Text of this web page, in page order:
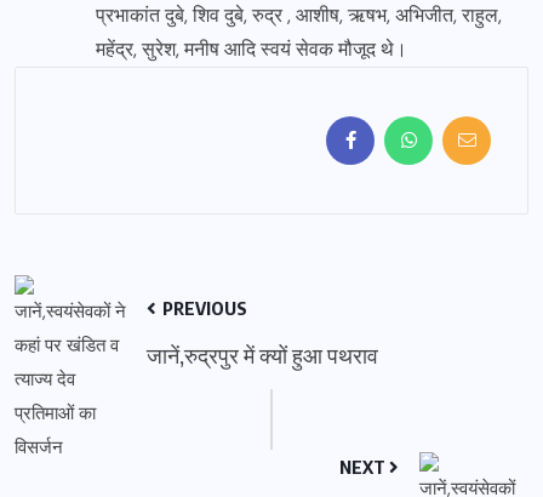
प्रभाकांत दुबे, शिव दुबे, रुद्र , आशीष, ऋषभ, अभिजीत, राहुल,
महेंद्र, सुरेश, मनीष आदि स्वयं सेवक मौजूद थे।
PREVIOUS
जानें,रुद्रपुर में क्यों हुआ पथराव
NEXT